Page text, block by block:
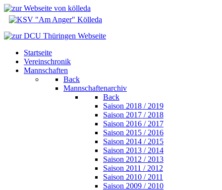
Startseite
Vereinschronik
Mannschaften
Back
Mannschaftenarchiv
Back
Saison 2018 / 2019
Saison 2017 / 2018
Saison 2016 / 2017
Saison 2015 / 2016
Saison 2014 / 2015
Saison 2013 / 2014
Saison 2012 / 2013
Saison 2011 / 2012
Saison 2010 / 2011
Saison 2009 / 2010